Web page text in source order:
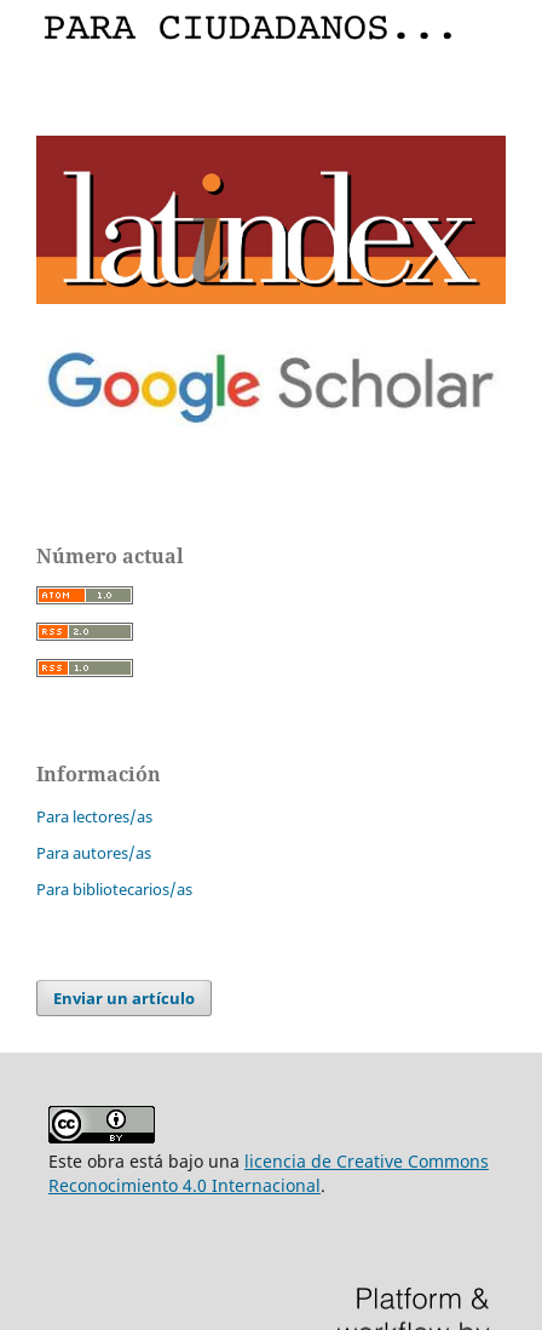
Número actual
Información
Para lectores/as
Para autores/as
Para bibliotecarios/as
Enviar un artículo
Este obra está bajo una licencia de Creative Commons
Reconocimiento 4.0 Internacional.